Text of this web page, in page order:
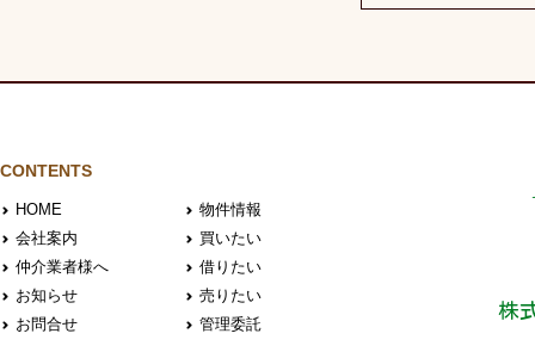
CONTENTS
HOME
会社案内
仲介業者様へ
お知らせ
お問合せ
物件情報
買いたい
借りたい
売りたい
管理委託
株